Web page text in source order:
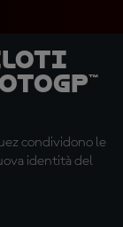
condividono le
identità del